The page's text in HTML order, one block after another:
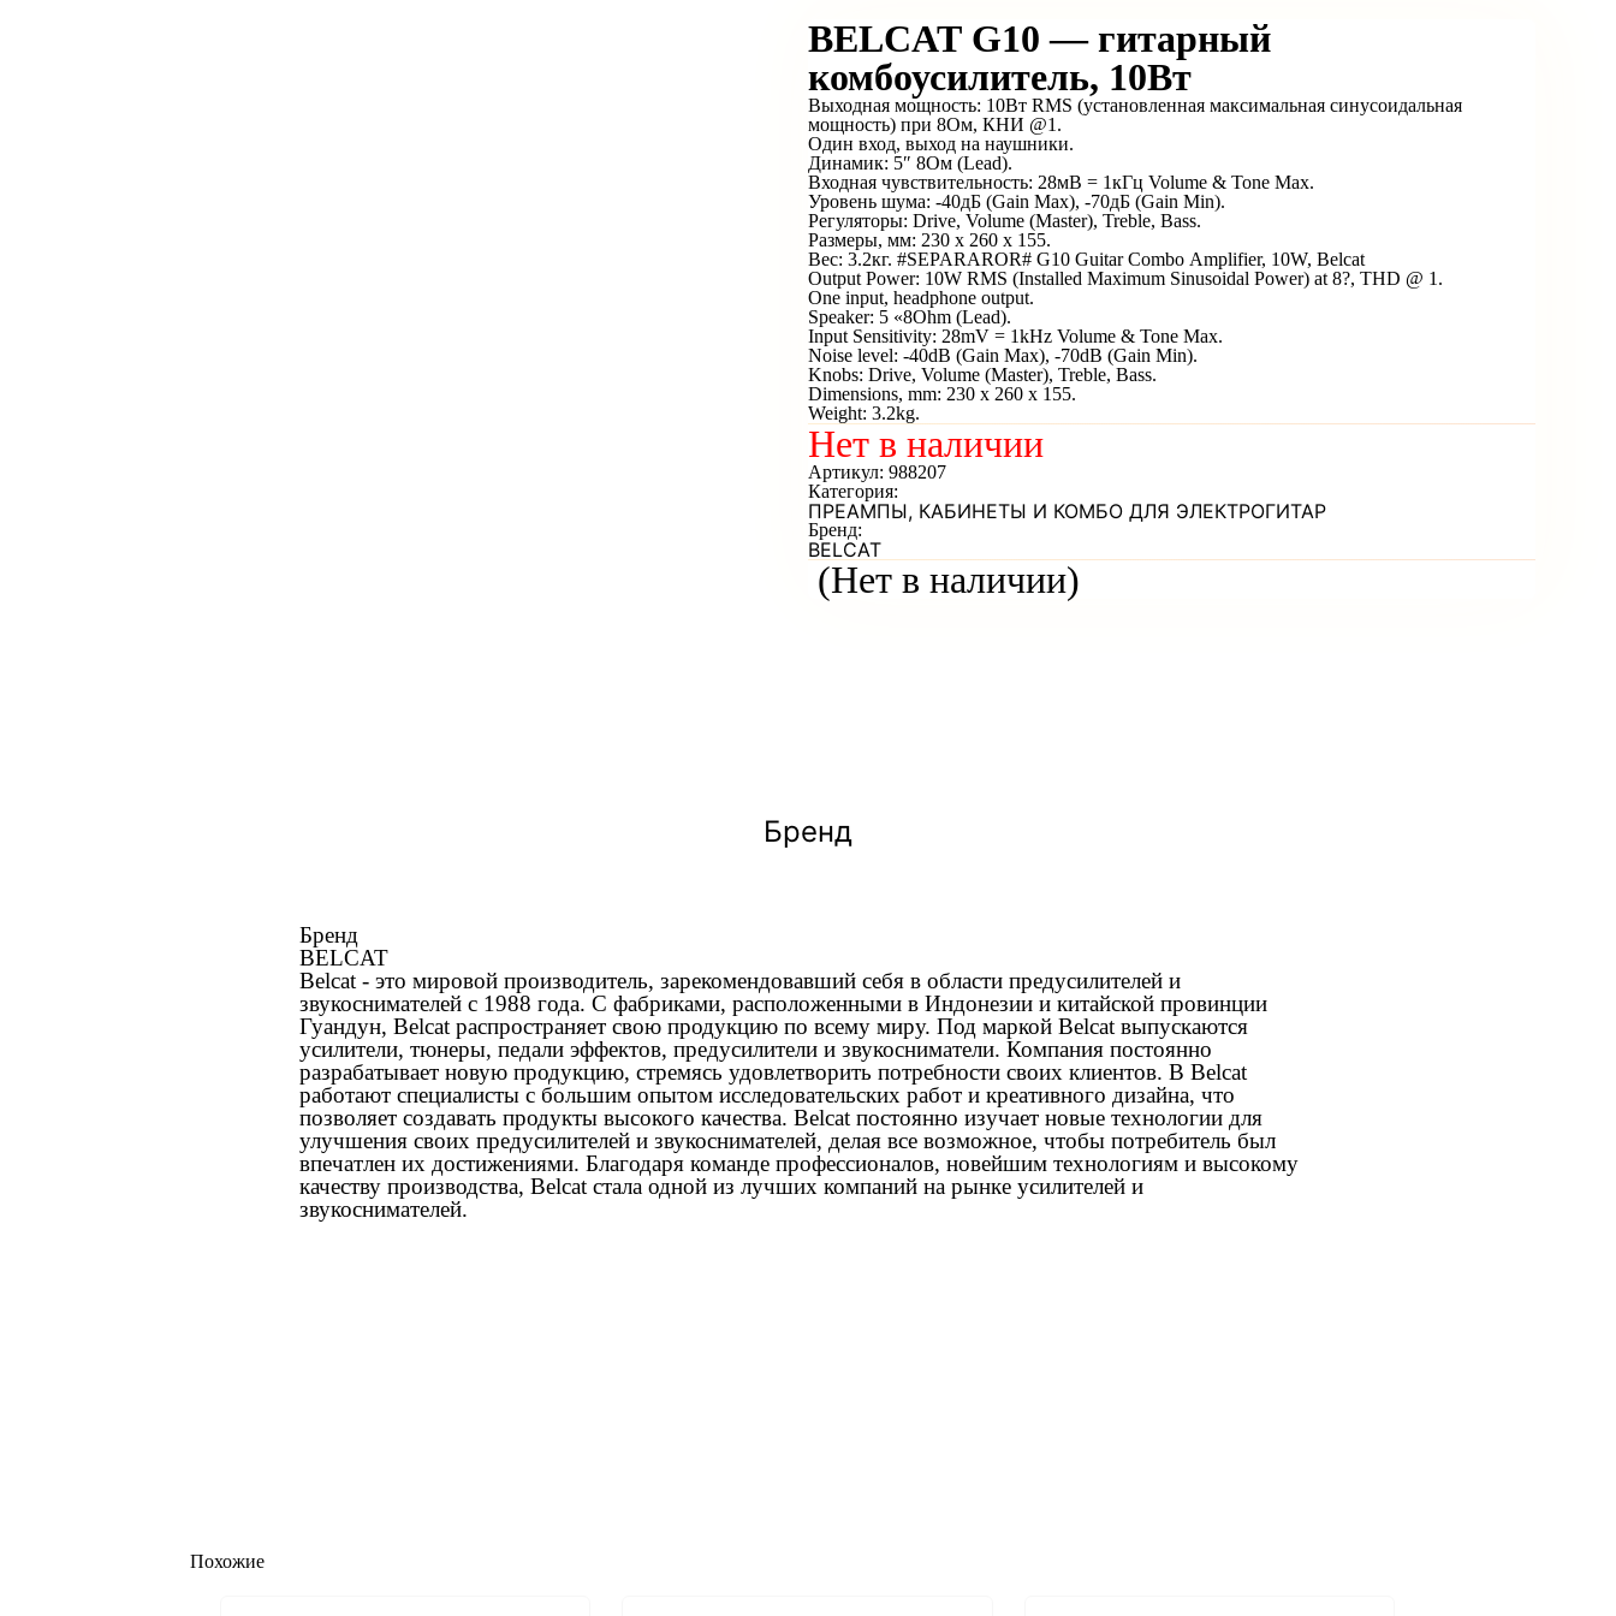
BELCAT G10 — гитарный
комбоусилитель, 10Вт
(Нет в наличии)
Выходная мощность: 10Вт RMS (установленная максимальная синусоидальная
мощность) при 8Ом, КНИ @1.
Один вход, выход на наушники.
Динамик: 5″ 8Ом (Lead).
Входная чувствительность: 28мВ = 1кГц Volume & Tone Max.
Уровень шума: -40дБ (Gain Max), -70дБ (Gain Min).
Регуляторы: Drive, Volume (Master), Treble, Bass.
Размеры, мм: 230 х 260 х 155.
Вес: 3.2кг. #SEPARAROR# G10 Guitar Combo Amplifier, 10W, Belcat
Output Power: 10W RMS (Installed Maximum Sinusoidal Power) at 8?, THD @ 1.
One input, headphone output.
Speaker: 5 «8Ohm (Lead).
Input Sensitivity: 28mV = 1kHz Volume & Tone Max.
Noise level: -40dB (Gain Max), -70dB (Gain Min).
Knobs: Drive, Volume (Master), Treble, Bass.
Dimensions, mm: 230 x 260 x 155.
Weight: 3.2kg.
Нет в наличии
Артикул: 988207
Категория:
ПРЕАМПЫ, КАБИНЕТЫ И КОМБО ДЛЯ ЭЛЕКТРОГИТАР
Бренд:
BELCAT
Бренд
Бренд
BELCAT
Belcat - это мировой производитель, зарекомендовавший себя в области предусилителей и
звукоснимателей с 1988 года. С фабриками, расположенными в Индонезии и китайской провинции
Гуандун, Belcat распространяет свою продукцию по всему миру. Под маркой Belcat выпускаются
усилители, тюнеры, педали эффектов, предусилители и звукосниматели. Компания постоянно
разрабатывает новую продукцию, стремясь удовлетворить потребности своих клиентов. В Belcat
работают специалисты с большим опытом исследовательских работ и креативного дизайна, что
позволяет создавать продукты высокого качества. Belcat постоянно изучает новые технологии для
улучшения своих предусилителей и звукоснимателей, делая все возможное, чтобы потребитель был
впечатлен их достижениями. Благодаря команде профессионалов, новейшим технологиям и высокому
качеству производства, Belcat стала одной из лучших компаний на рынке усилителей и
звукоснимателей.
Похожие